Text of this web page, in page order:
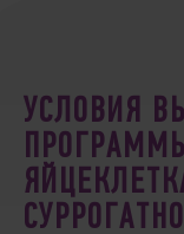
УСЛОВИЯ